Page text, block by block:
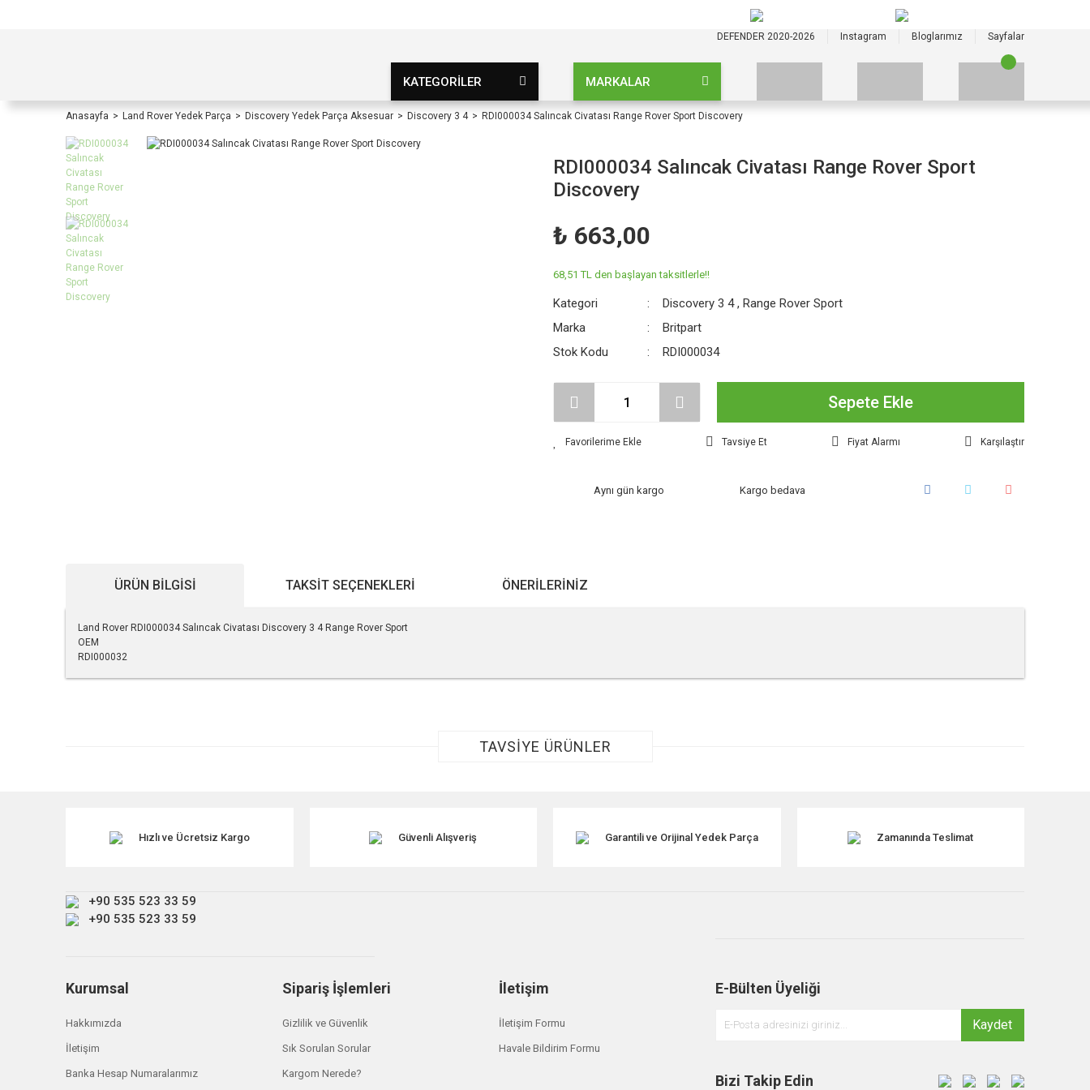
DEFENDER 2020-2026 Instagram Bloglarımız Sayfalar
KATEGORİLER MARKALAR
Anasayfa Land Rover Yedek Parça Discovery Yedek Parça Aksesuar Discovery 3 4 RDI000034 Salıncak Civatası Range Rover Sport Discovery
RDI000034 Salıncak Civatası Range Rover Sport
Discovery
₺ 663,00
68,51 TL den başlayan taksitlerle!!
Kategori Discovery 3 4 ,Range Rover Sport
Marka
Britpart
Stok Kodu
RDI000034
Sepete Ekle
Tavsiye Et Fiyat Alarmı Karşılaştır
Aynı gün kargo Kargo bedava
ÜRÜN BILGISI TAKSIT SEÇENEKLERI ÖNERILERINIZ
Land Rover RDI000034 Salıncak Civatası Discovery 3 4 Range Rover Sport
OEM
RDI000032
Bu ürüne benzer farklı alternatifler olmalı.
TAVSİYE ÜRÜNLER
Hızlı ve Ücretsiz Kargo Güvenli Alışveriş Garantili ve Orijinal Yedek Parça Zamanında Teslimat
+90 535 523 33 59
+90 535 523 33 59
Kurumsal
Hakkımızda
İletişim
Banka Hesap Numaralarımız
Sipariş İşlemleri
Gizlilik ve Güvenlik
Sık Sorulan Sorular
Kargom Nerede?
İletişim
İletişim Formu
Havale Bildirim Formu
E-Bülten Üyeliği
Kaydet
Bizi Takip Edin